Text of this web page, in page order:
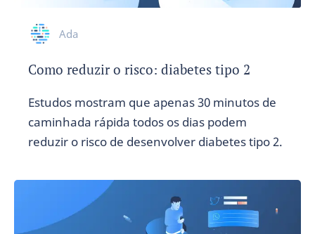
Ada
Como reduzir o risco: diabetes tipo 2
Estudos mostram que apenas 30 minutos de
caminhada rápida todos os dias podem
reduzir o risco de desenvolver diabetes tipo 2.